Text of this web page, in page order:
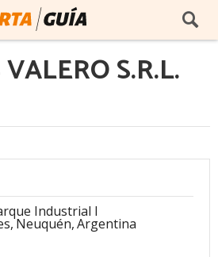
S.R.L.
Industrial I
Neuquén,Argentina